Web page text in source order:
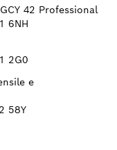
42 Professional
6NH
2G0
e
58Y